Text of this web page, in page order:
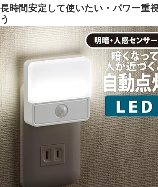
長時間安定して使いたい・パワー重
う